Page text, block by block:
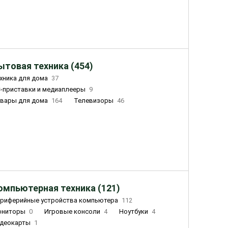
техника (454)
для дома 37
приставки и медиаплееры
9
для дома 164 Телевизоры 46
техника (121)
устройства компьютера 112
0 Игровые консоли 4 Ноутбуки 4
1